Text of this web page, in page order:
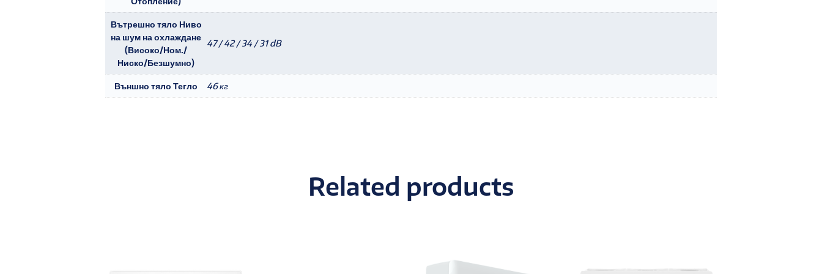
Вътрешно тяло Ниво
на шум на охлаждане
(Високо/Ном./
Ниско/Безшумно)
47 / 42 / 34 / 31 dB
Външно тяло Тегло 46 кг
Related products